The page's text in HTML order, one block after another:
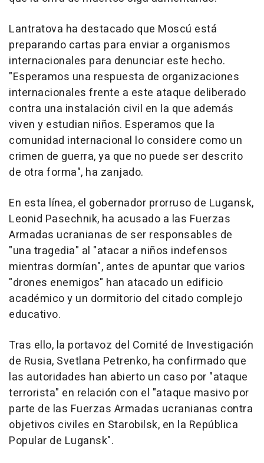
Lantratova ha destacado que Moscú está
preparando cartas para enviar a organismos
internacionales para denunciar este hecho.
"Esperamos una respuesta de organizaciones
internacionales frente a este ataque deliberado
contra una instalación civil en la que además
viven y estudian niños. Esperamos que la
comunidad internacional lo considere como un
crimen de guerra, ya que no puede ser descrito
de otra forma", ha zanjado.
En esta línea, el gobernador prorruso de Lugansk,
Leonid Pasechnik, ha acusado a las Fuerzas
Armadas ucranianas de ser responsables de
"una tragedia" al "atacar a niños indefensos
mientras dormían", antes de apuntar que varios
"drones enemigos" han atacado un edificio
académico y un dormitorio del citado complejo
educativo.
Tras ello, la portavoz del Comité de Investigación
de Rusia, Svetlana Petrenko, ha confirmado que
las autoridades han abierto un caso por "ataque
terrorista" en relación con el "ataque masivo por
parte de las Fuerzas Armadas ucranianas contra
objetivos civiles en Starobilsk, en la República
Popular de Lugansk".